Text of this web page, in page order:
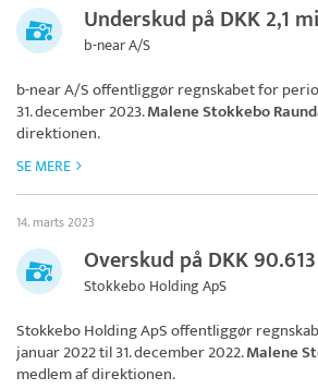
Underskud på DKK 2,1
b-near A/S
b-near A/Soffentliggør regnskabet for
31. december 2023.Malene Stokkebo
direktionen.
SE MERE
14. marts 2023
Overskud på DKK 90.613
Stokkebo Holding ApS
Stokkebo Holding ApSoffentliggør
januar 2022 til 31. december 2022.Malene
medlem af direktionen.